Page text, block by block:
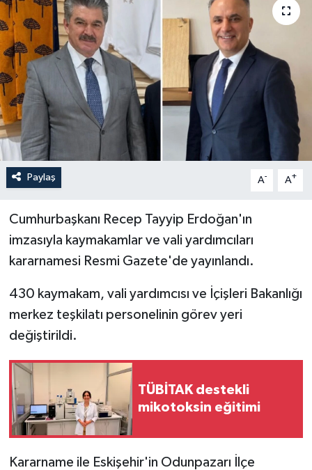
Paylaş A- A+
Cumhurbaşkanı Recep Tayyip Erdoğan'ın
imzasıyla kaymakamlar ve vali yardımcıları
kararnamesi Resmi Gazete'de yayınlandı.
430 kaymakam, vali yardımcısı ve İçişleri Bakanlığı
merkez teşkilatı personelinin görev yeri
değiştirildi.
TÜBİTAK destekli
mikotoksin eğitimi
Kararname ile Eskişehir'in Odunpazarı İlçe
GÜNCEL
AKTÜEL
EĞİTİM
İLÇELER
OTOPARK
TEKNOLOJİ
Tüm Manşetler
Son Dakika Haberleri
Haber Arşivi